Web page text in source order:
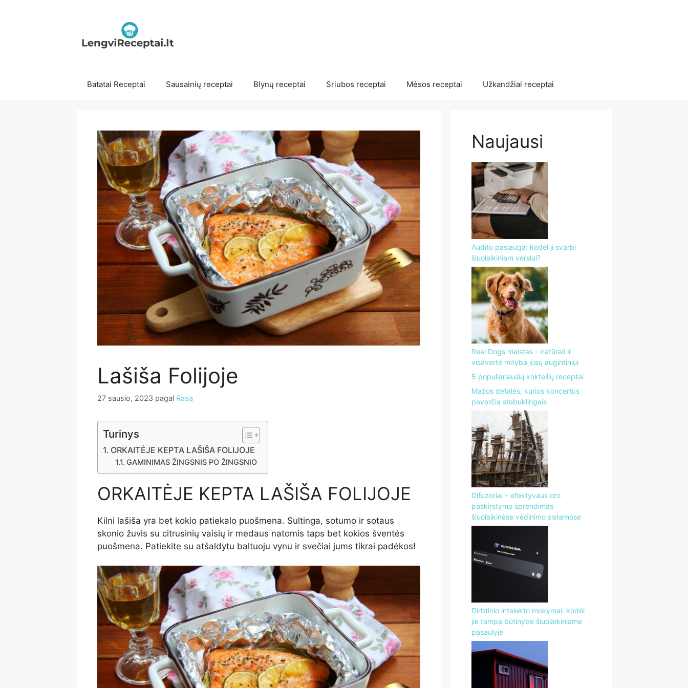
Batatai Receptai Sausainių receptai Blynų receptai Sriubos receptai Mėsos receptai Užkandžiai receptai
Lašiša Folijoje
27 sausio, 2023 pagal Rasa
Turinys
ORKAITĖJE KEPTA LAŠIŠA FOLIJOJE
GAMINIMAS ŽINGSNIS PO ŽINGSNIO
ORKAITĖJE KEPTA LAŠIŠA FOLIJOJE
Kilni lašiša yra bet kokio patiekalo puošmena. Sultinga, sotumo ir sotaus
skonio žuvis su citrusinių vaisių ir medaus natomis taps bet kokios šventės
puošmena. Patiekite su atšaldytu baltuoju vynu ir svečiai jums tikrai padėkos!
Naujausi
Audito paslauga: kodėl ji svarbi
šiuolaikiniam verslui?
Real Dogs maistas – natūrali ir
visavertė mityba jūsų augintiniui
5 populiariausių kokteilių receptai
Mažos detalės, kurios koncertus
paverčia stebuklingais
Difuzoriai – efektyvaus oro
paskirstymo sprendimas
šiuolaikinėse vėdinimo sistemose
Dirbtinio intelekto mokymai: kodėl
jie tampa būtinybe šiuolaikiniame
pasaulyje